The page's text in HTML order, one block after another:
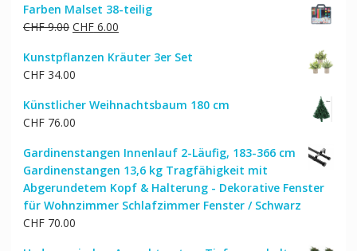
war:
CHF 150.00
ist:
Farben Malset 38-teilig
CHF9.00 Ursprünglicher
war:
CHF 9.00
CHF6.00Aktueller
ist:
Kunstpflanzen Kräuter 3er Set
CHF34.00
Künstlicher Weihnachtsbaum 180 cm
CHF76.00
Gardinenstangen Innenlauf 2-Läufig, 183-366 cm
Gardinenstangen 13,6 kg Tragfähigkeit mit
Abgerundetem Kopf & Halterung - Dekorative Fenster
für Wohnzimmer Schlafzimmer Fenster / Schwarz
CHF70.00